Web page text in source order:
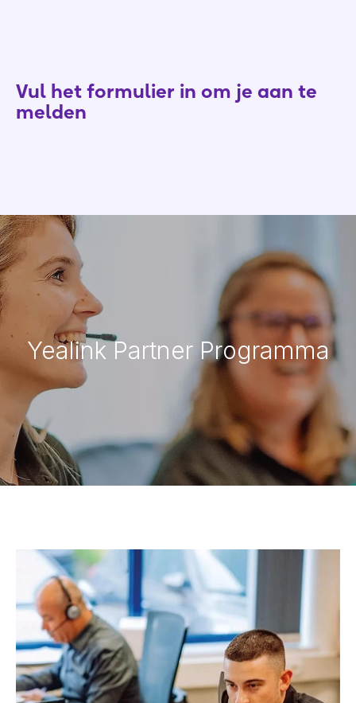
Vul het formulier in om je aan te
melden
Yealink Partner Programma